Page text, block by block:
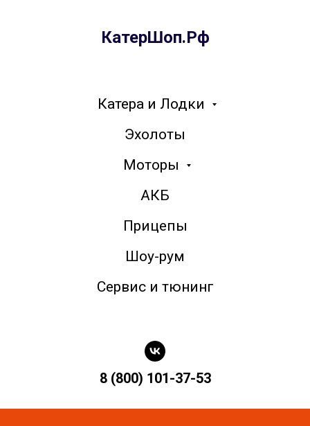
КатерШоп.Рф
Катера и Лодки
Эхолоты
Моторы
АКБ
Прицепы
Шоу-рум
Сервис и тюнинг
8 (800) 101-37-53